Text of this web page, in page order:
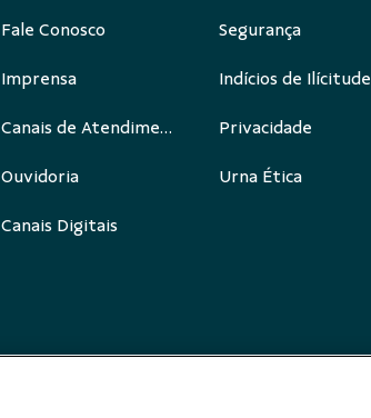
Fale Conosco
Imprensa
Canais de Atendimento
Ouvidoria
Canais Digitais
Segurança
Indícios de Ilícitude
Privacidade
Urna Ética